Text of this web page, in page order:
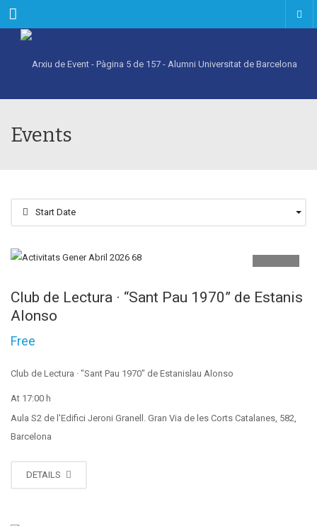
Menu
Events
Start Date
Club de Lectura · “Sant Pau 1970” de Estanis
Alonso
Free
Club de Lectura · "Sant Pau 1970" de Estanislau Alonso
At 17:00 h
Aula S2 de l'Edifici Jeroni Granell. Gran Via de les Corts Catalanes, 582,
Barcelona
DETAILS